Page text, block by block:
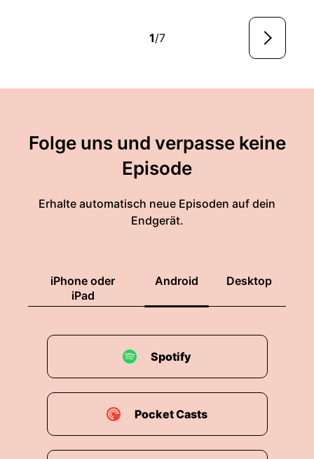
1/7
Folge uns und verpasse keine
Episode
Erhalte automatisch neue Episoden auf dein
Endgerät.
iPhone oder
iPad
Android Desktop
Spotify
Pocket Casts